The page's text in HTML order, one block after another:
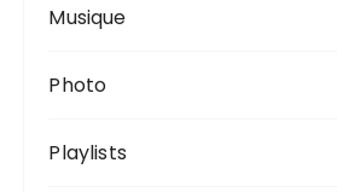
Musique
Photo
Playlists